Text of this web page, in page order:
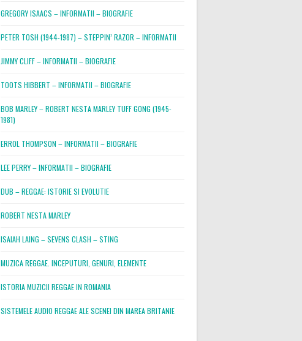
GREGORY ISAACS – INFORMATII – BIOGRAFIE
PETER TOSH (1944-1987) – STEPPIN’ RAZOR – INFORMATII
JIMMY CLIFF – INFORMATII – BIOGRAFIE
TOOTS HIBBERT – INFORMATII – BIOGRAFIE
BOB MARLEY – ROBERT NESTA MARLEY TUFF GONG (1945-
1981)
ERROL THOMPSON – INFORMATII – BIOGRAFIE
LEE PERRY – INFORMATII – BIOGRAFIE
DUB – REGGAE: ISTORIE SI EVOLUTIE
ROBERT NESTA MARLEY
ISAIAH LAING – SEVENS CLASH – STING
MUZICA REGGAE. INCEPUTURI, GENURI, ELEMENTE
ISTORIA MUZICII REGGAE IN ROMANIA
SISTEMELE AUDIO REGGAE ALE SCENEI DIN MAREA BRITANIE